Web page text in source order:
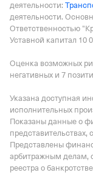
деятельности:
деятельности.
Ответственностью
Уставной капитал 10
Оценка возможных
негативных и 7
Указана доступная
исполнительных
Показаны данные о
представительствах,
Представлены
арбитражным делам,
реестра о